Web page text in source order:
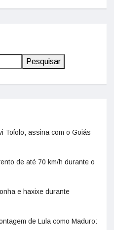
Pesquisar
Tofolo, assina com o Goiás
de até 70 km/h durante o
e haxixe durante
de Lula como Maduro: